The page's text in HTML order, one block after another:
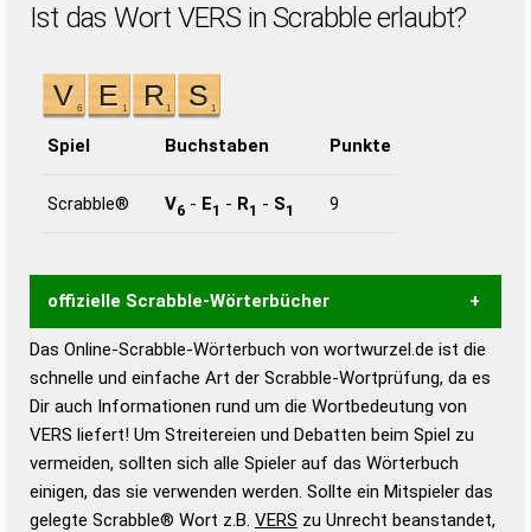
Ist das Wort VERS in Scrabble erlaubt?
Spiel Buchstaben Punkte
Scrabble® V6 - E1 - R1 - S1 9
offizielle Scrabble-Wörterbücher
Wortwurzel liefert mit Hilfe eines semantischen
Wortanalyse-Algorithmus gute Anhaltspunkte zu
Wortbedeutung, Worttrennung und Wortform, um die
Gültigkeit eines Wortes für das Scrabble-Spiel zu
bestimmen!
zugelassene Turnier Scrabble-
Wörterbücher sind:
Das Online-Scrabble-Wörterbuch von wortwurzel.de ist die
schnelle und einfache Art der Scrabble-Wortprüfung, da es
Dir auch Informationen rund um die Wortbedeutung von
VERS liefert! Um Streitereien und Debatten beim Spiel zu
vermeiden, sollten sich alle Spieler auf das Wörterbuch
einigen, das sie verwenden werden. Sollte ein Mitspieler das
gelegte Scrabble® Wort z.B. VERS zu Unrecht beanstandet,